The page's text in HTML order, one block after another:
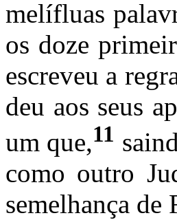
melífluas
os doze
escreveu a
deu aos seus
um que,11
como outro
semelhança